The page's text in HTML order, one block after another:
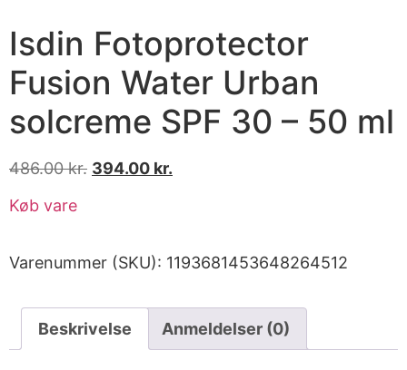
Isdin Fotoprotector
Fusion Water Urban
solcreme SPF 30 – 50 ml
486.00kr. 394.00 kr.
Køb vare
Varenummer (SKU): 1193681453648264512
Beskrivelse Anmeldelser (0)